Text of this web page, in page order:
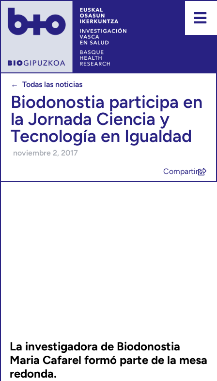
← Todas las noticias
Biodonostia participa en
la Jornada Ciencia y
Tecnología en Igualdad
noviembre 2, 2017
Compartir
La investigadora de Biodonostia
Maria Cafarel formó parte de la mesa
redonda.